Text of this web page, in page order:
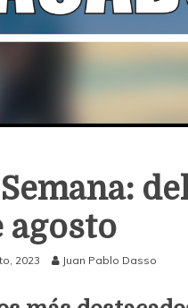
agosto
2023 Juan Pablo Dasso